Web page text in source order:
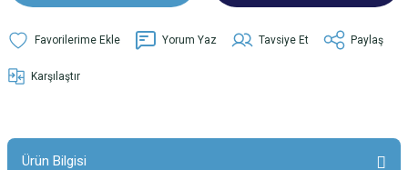
Yorum Yaz Tavsiye Et Paylaş
Karşılaştır
Ürün Bilgisi